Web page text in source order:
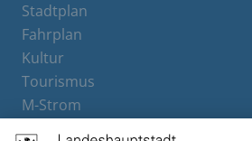
Stadtplan
Fahrplan
Kultur
Tourismus
M-Strom